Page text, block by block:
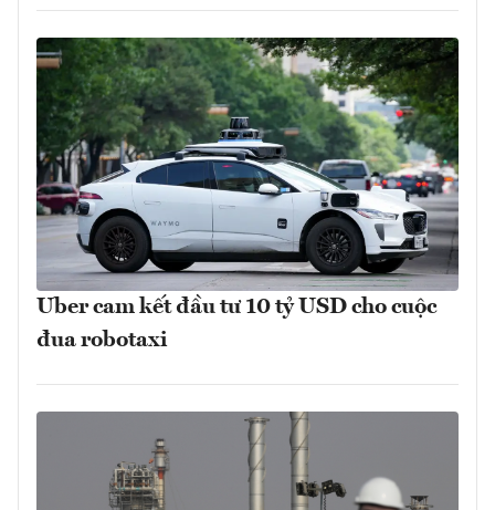
Uber cam kết đầu tư 10 tỷ USD cho cuộc
đua robotaxi